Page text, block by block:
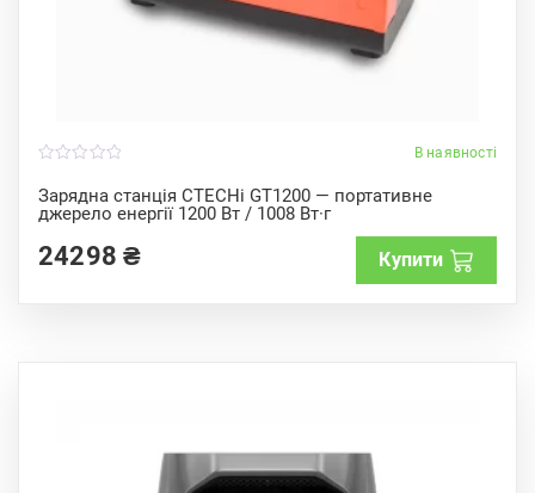
В наявності
Зарядна станція CTECHi GT1200 — портативне
джерело енергії 1200 Вт / 1008 Вт·г
o
u
t
f
5
24298₴ Купити